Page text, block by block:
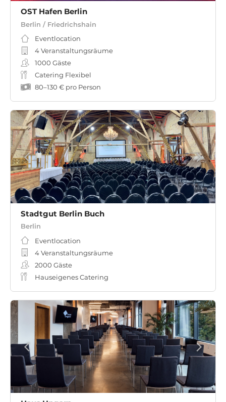
OST Hafen Berlin
Berlin / Friedrichshain
Eventlocation
4 Veranstaltungsräume
1000 Gäste
Catering Flexibel
80–130 € pro Person
Stadtgut Berlin Buch
Berlin
Eventlocation
4 Veranstaltungsräume
2000 Gäste
Hauseigenes Catering